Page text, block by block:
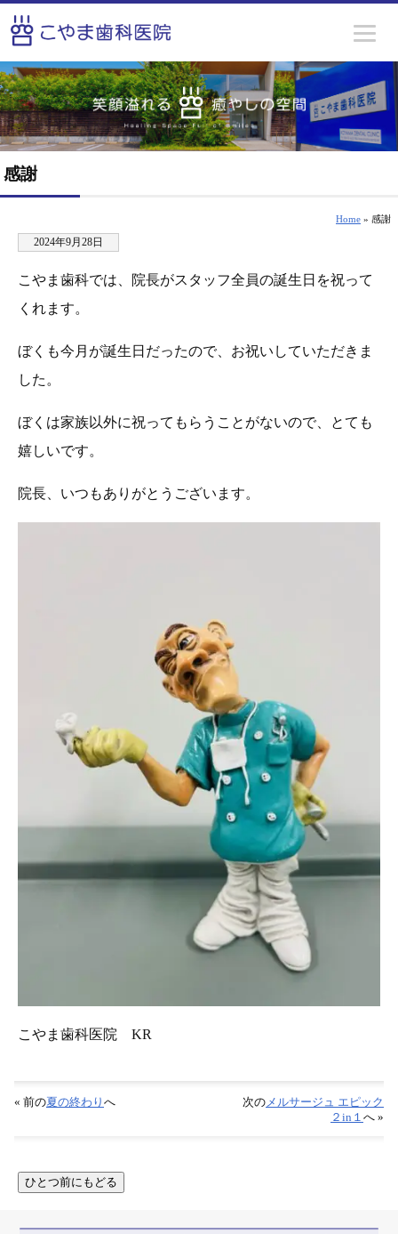
感謝
Home » 感謝
2024年9月28日
こやま歯科では、院長がスタッフ全員の誕生日を祝って
くれます。
ぼくも今月が誕生日だったので、お祝いしていただきま
した。
ぼくは家族以外に祝ってもらうことがないので、とても
嬉しいです。
院長、いつもありがとうございます。
こやま歯科医院 KR
« 前の夏の終わり へ 次の メルサージュ エピック
２in１ へ »